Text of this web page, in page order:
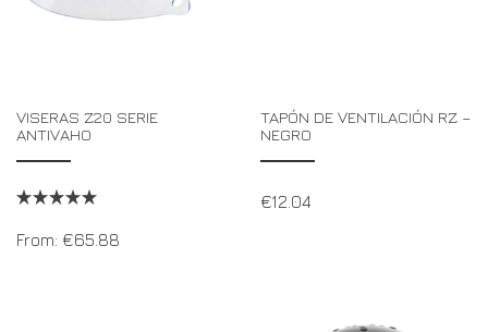
VISERAS Z20 SERIE
ANTIVAHO
From: €65.88
TAPÓN DE VENTILACIÓN RZ –
NEGRO
€12.04